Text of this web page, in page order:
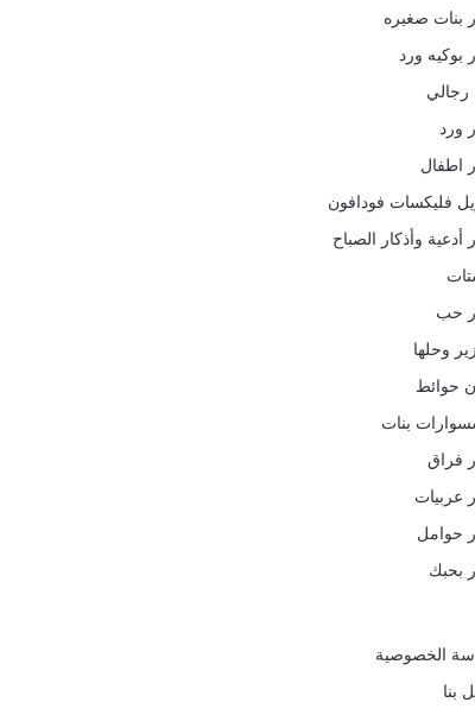
بنات صغيره
بوكيه ورد
رجالي
ورد
اطفال
فليكسات فودافون
أدعية وأذكار الصباح
حب
وحلها
حوائط
بنات
فراق
عربيات
حوامل
بحبك
الخصوصية
بنا